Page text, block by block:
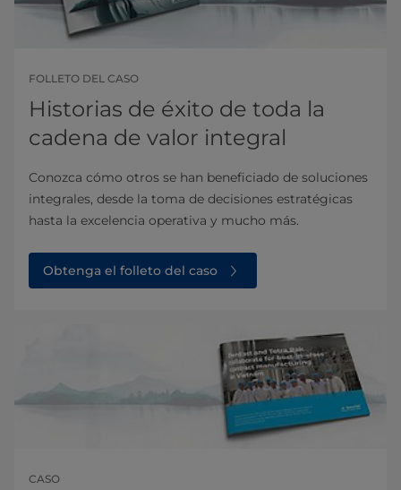
FOLLETO DEL CASO
Historias de éxito de toda la
cadena de valor integral
Conozca cómo otros se han beneficiado de soluciones
integrales, desde la toma de decisiones estratégicas
hasta la excelencia operativa y mucho más.
Obtenga el folleto del caso
CASO